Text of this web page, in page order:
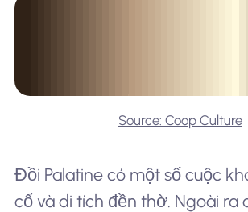
Source: Coop Culture
Đồi Palatine có một số cuộc
cổ và di tích đền thờ. Ngoài ra